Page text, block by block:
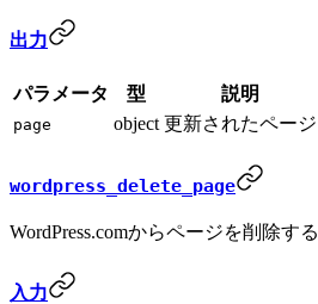
出力
パラメータ 型 説明
page object 更新されたページ
wordpress_delete_page
WordPress.comからページを削除する
入力